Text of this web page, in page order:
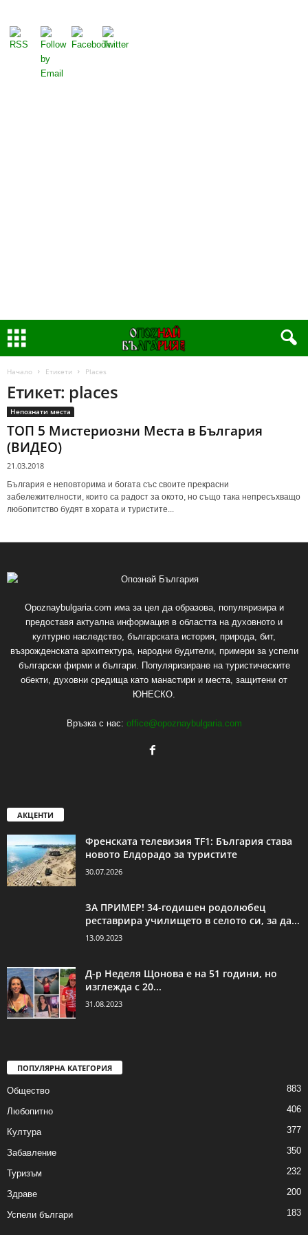
Начало Етикети Places
Етикет: places
Непознати места
ТОП 5 Мистериозни Места в България
(ВИДЕО)
21.03.2018
България е неповторима и богата със своите прекрасни
забележителности, които са радост за окото, но също така непресъхващо
любопитство будят в хората и туристите...
Opoznaybulgaria.com има за цел да образова, популяризира и
предоставя актуална информация в областта на духовното и
културно наследство, българската история, природа, бит,
възрожденската архитектура, народни будители, примери за успели
български фирми и българи. Популяризиране на туристическите
обекти, духовни средища като манастири и места, защитени от
ЮНЕСКО.
Връзка с нас: office@opoznaybulgaria.com
АКЦЕНТИ
Френската телевизия TF1: България става
новото Елдорадо за туристите
30.07.2026
ЗА ПРИМЕР! 34-годишен родолюбец
реставрира училището в селото си, за да...
13.09.2023
Д-р Неделя Щонова е на 51 години, но
изглежда с 20...
31.08.2023
ПОПУЛЯРНА КАТЕГОРИЯ
Общество 883
Любопитно 406
Култура 377
Забавление 350
Туризъм 232
Здраве 200
Успели българи 183